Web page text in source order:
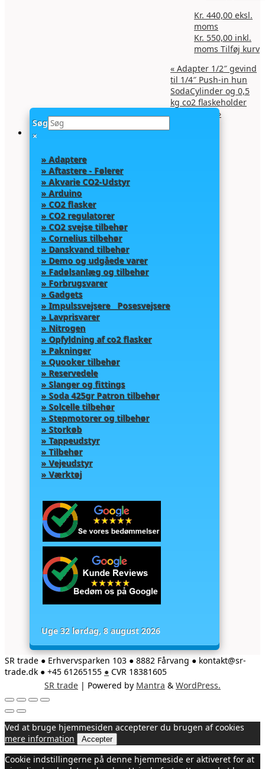
Kr. 440,00 eksl.
moms
Kr. 550,00 inkl.
moms Tilføj kurv
« Adapter 1/2″ gevind
til 1/4″ Push-in hun
SodaCylinder og 0,5
kg co2 flaskeholder
»
Søg
×
» Adaptere
» Aftastere - Følerer
» Akvarie CO2-Udstyr
» Arduino
» CO2 flasker
» CO2 regulatorer
» CO2 svejse tilbehør
» Cornelius tilbehør
» Danskvand tilbehør
» Demo og udgåede varer
» Fadølsanlæg og tilbehør
» Forbrugsvarer
» Gadgets
» Impulssvejsere Posesvejsere
» Lavprisvarer
» Nitrogen
» Opfyldning af co2 flasker
» Pakninger
» Quooker tilbehør
» Reservedele
» Slanger og fittings
» Soda 425gr Patron tilbehør
» Solcelle tilbehør
» Stepmotorer og tilbehør
» Storkøb
» Tappeudstyr
» Tilbehør
» Vejeudstyr
» Værktøj
Uge 32 lørdag, 8 august 2026
SR trade ● Erhvervsparken 103 ● 8882 Fårvang ● kontakt@sr-
trade.dk ● +45 61265155 ● CVR 18381605
SR trade | Powered by Mantra & WordPress.
Ved at bruge hjemmesiden accepterer du brugen af cookies
mere information
Accepter
Cookie indstillingerne på denne hjemmeside er aktiveret for at